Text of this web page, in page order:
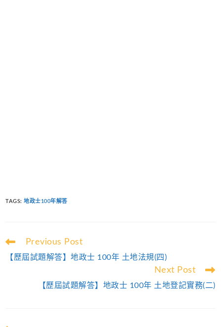
TAGS:地政士100年解答
Read
articles
Previous Post
【歷屆試題解答】地政士 100年 土地法規(四)
Next Post
【歷屆試題解答】地政士 100年 土地登記實務(二)